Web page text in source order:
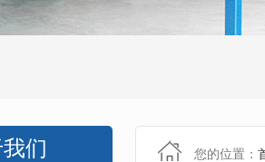
们 您的位置：